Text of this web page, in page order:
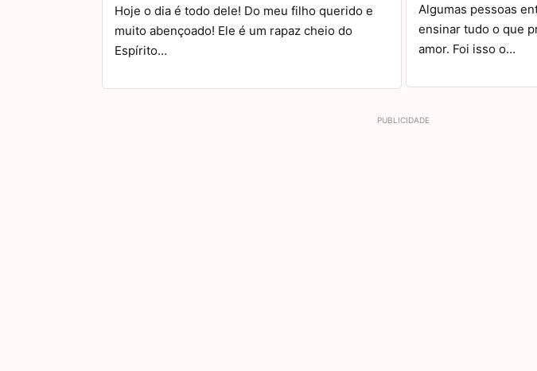
Hoje o dia é todo dele! Do meu filho querido e
muito abençoado! Ele é um rapaz cheio do
Espírito…
Algumas pessoas
ensinar tudo o que
amor. Foi isso o…